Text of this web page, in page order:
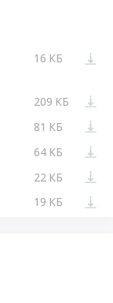
16 КБ
209 КБ
81 КБ
64 КБ
22 КБ
19 КБ